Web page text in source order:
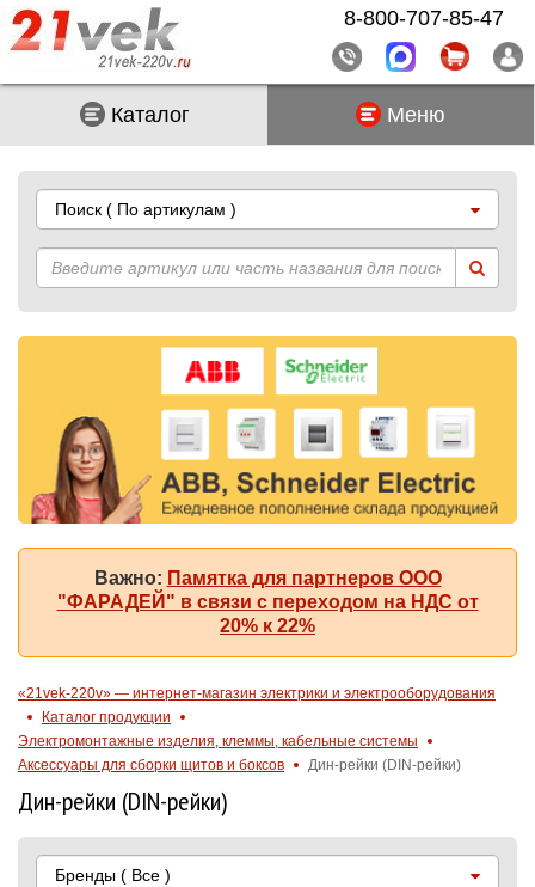
Каталог Меню
Поиск ( По артикулам )
Важно: Памятка для партнеров ООО
"ФАРАДЕЙ" в связи с переходом на НДС от
20% к 22%
«21vek-220v» — интернет-магазин электрики и электрооборудования
Каталог продукции
Электромонтажные изделия, клеммы, кабельные системы
Аксессуары для сборки щитов и боксов
Дин-рейки (DIN-рейки)
Дин-рейки (DIN-рейки)
Бренды ( Все )
8-800-707-85-47